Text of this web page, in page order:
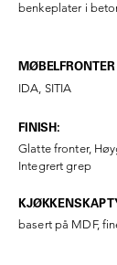
benkeplater i
IDA, SITIA
FINISH:
Glatte fronter,
Integrert grep
KJØKKENSKAP
basert på MDF,